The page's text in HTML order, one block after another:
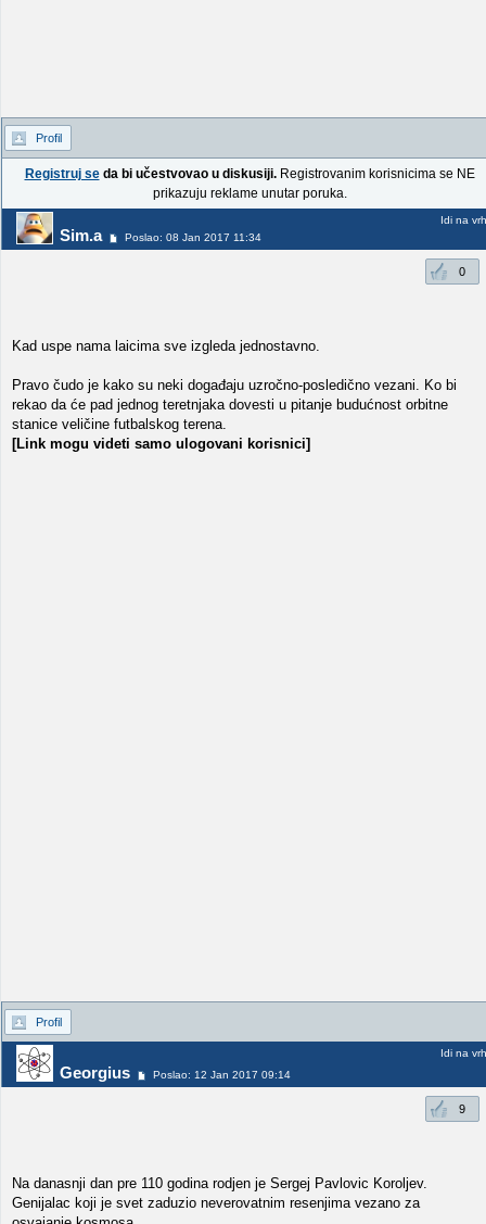
Profil
Registruj seda bi učestvovao u diskusiji.Registrovanim korisnicima se NE
prikazuju reklame unutar poruka.
Sim.a Poslao: 08 Jan 2017 11:34
Idi na vrh
0
Kad uspe nama laicima sve izgleda jednostavno.
Pravo čudo je kako su neki događaju uzročno-posledično vezani. Ko bi
rekao da će pad jednog teretnjaka dovesti u pitanje budućnost orbitne
stanice veličine futbalskog terena.
[Link mogu videti samo ulogovani korisnici]
Profil
Georgius Poslao: 12 Jan 2017 09:14
Idi na vrh
9
Na danasnji dan pre 110 godina rodjen je Sergej Pavlovic Koroljev.
Genijalac koji je svet zaduzio neverovatnim resenjima vezano za